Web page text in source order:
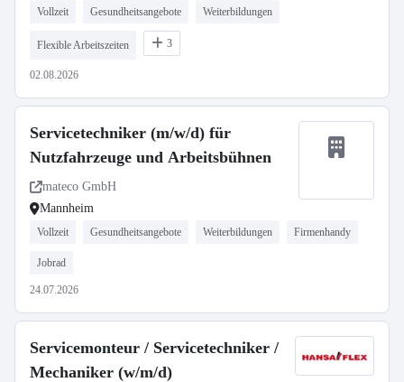
Vollzeit Gesundheitsangebote Weiterbildungen
Flexible Arbeitszeiten 3
02.08.2026
Servicetechniker (m/w/d) für
Nutzfahrzeuge und Arbeitsbühnen
mateco GmbH
Mannheim
Vollzeit Gesundheitsangebote Weiterbildungen Firmenhandy
Jobrad
24.07.2026
Servicemonteur / Servicetechniker /
Mechaniker (w/m/d)